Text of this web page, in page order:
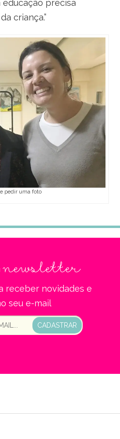
educação precisa
criança.”
pedir uma foto
newsletter
receber novidades e
seu e-mail
CADASTRAR